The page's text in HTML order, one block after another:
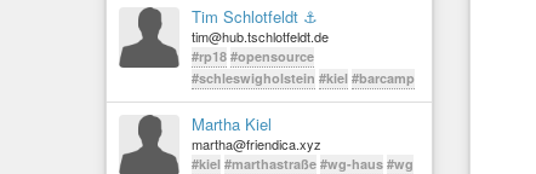
Tim Schlotfeldt ⚓
tim@hub.tschlotfeldt.de
#rp18 #opensource
#schleswigholstein #kiel #barcamp
Martha Kiel
martha@friendica.xyz
#kiel #marthastraße #wg-haus #wg